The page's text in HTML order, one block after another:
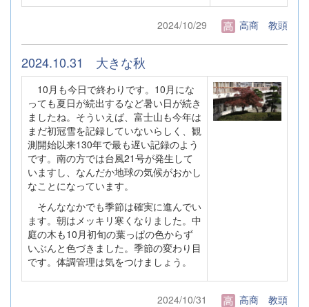
2024/10/29 高商 教頭
2024.10.31 大きな秋
10月も今日で終わりです。10月にな
っても夏日が続出するなど暑い日が続き
ましたね。そういえば、富士山も今年は
まだ初冠雪を記録していないらしく、観
測開始以来130年で最も遅い記録のよう
です。南の方では台風21号が発生して
いますし、なんだか地球の気候がおかし
なことになっています。
そんななかでも季節は確実に進んでい
ます。朝はメッキリ寒くなりました。中
庭の木も10月初旬の葉っぱの色からず
いぶんと色づきました。季節の変わり目
です。体調管理は気をつけましょう。
2024/10/31 高商 教頭